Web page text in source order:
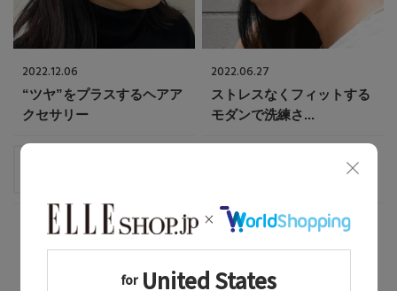
2022.12.06
“ツヤ”をプラスするヘアア
クセサリー
2022.06.27
ストレスなくフィットする
モダンで洗練さ...
EDITOR’S CLOSET トップへ